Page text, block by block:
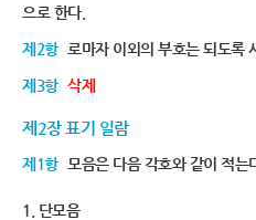
으로 한다.
제2항 로마자 이외의 부호는 되도록
제3항 삭제
제2장 표기 일람
제1항 모음은 다음 각호와 같이 적는
1. 단모음